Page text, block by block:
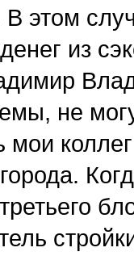
В этом
из
не
мои